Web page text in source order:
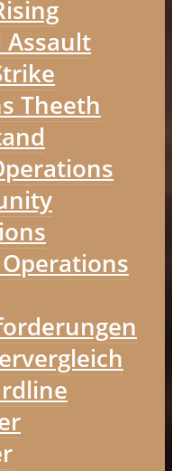
Assault
Theeth
Operations